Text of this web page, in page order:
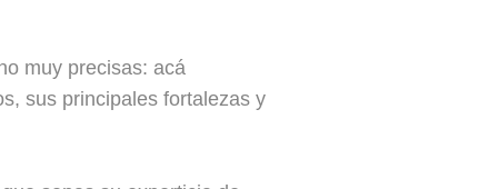
muy precisas: acá
sus principales fortalezas y